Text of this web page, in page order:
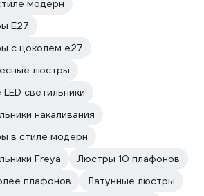
модерн
E27
с цоколем e27
люстры
светильники
накаливания
в стиле модерн
Freya
Люстры 10 плафонов
плафонов
Латунные люстры